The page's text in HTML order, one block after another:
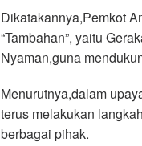
Dikatakannya,Pemkot
“Tambahan”, yaitu
Nyaman,guna
Menurutnya,dalam
terus melakukan
berbagai pihak.